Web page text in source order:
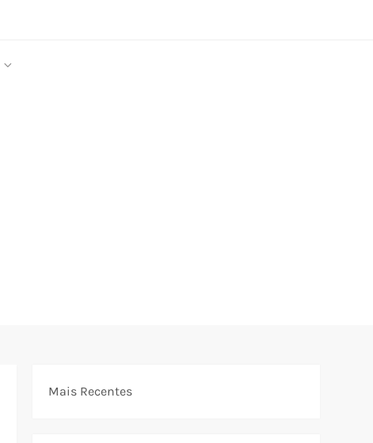
Mais Recentes